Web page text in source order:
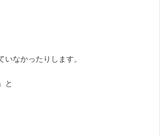
なかったりします。
と